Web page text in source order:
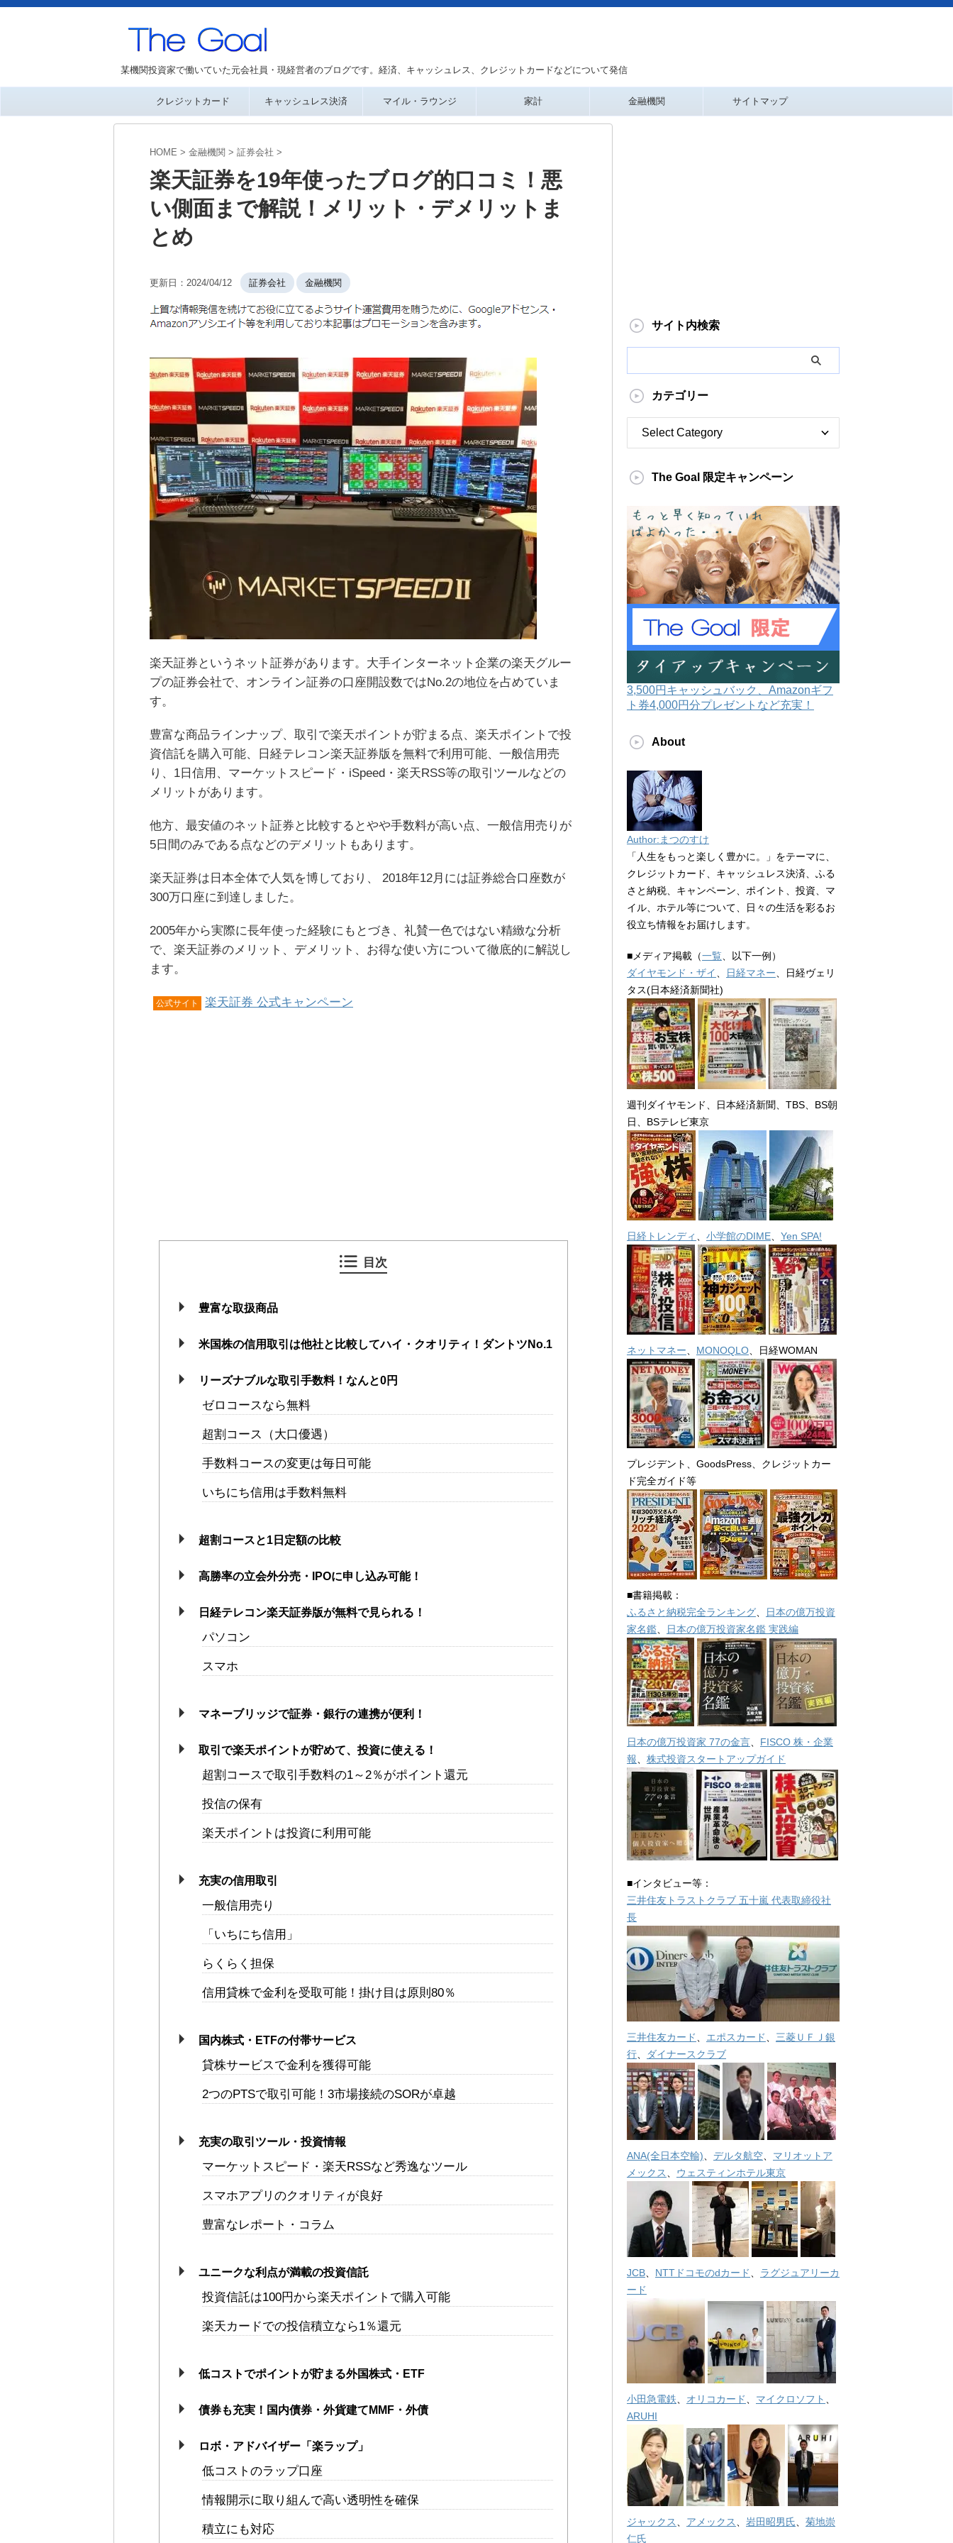
某機関投資家で働いていた元会社員・現経営者のブログです。経済、キャッシュレス、クレジットカードなどについて発信
クレジットカード キャッシュレス決済 マイル・ラウンジ 家計 金融機関 サイトマップ
HOME > 金融機関 > 証券会社 >
楽天証券を19年使ったブログ的口コミ！悪
い側面まで解説！メリット・デメリットま
とめ
更新日： 2024/04/12 証券会社 金融機関
楽天証券というネット証券があります。大手インターネット企業の楽天グルー
プの証券会社で、オンライン証券の口座開設数ではNo.2の地位を占めていま
す。
豊富な商品ラインナップ、取引で楽天ポイントが貯まる点、楽天ポイントで投
資信託を購入可能、日経テレコン楽天証券版を無料で利用可能、一般信用売
り、1日信用、マーケットスピード・iSpeed・楽天RSS等の取引ツールなどの
メリットがあります。
他方、最安値のネット証券と比較するとやや手数料が高い点、一般信用売りが
5日間のみである点などのデメリットもあります。
楽天証券は日本全体で人気を博しており、 2018年12月には証券総合口座数が
300万口座に到達しました。
2005年から実際に長年使った経験にもとづき、礼賛一色ではない精緻な分析
で、楽天証券のメリット、デメリット、お得な使い方について徹底的に解説し
ます。
公式サイト 楽天証券 公式キャンペーン
目次
豊富な取扱商品
米国株の信用取引は他社と比較してハイ・クオリティ！ダントツNo.1
リーズナブルな取引手数料！なんと0円
ゼロコースなら無料
超割コース（大口優遇）
手数料コースの変更は毎日可能
いちにち信用は手数料無料
超割コースと1日定額の比較
高勝率の立会外分売・IPOに申し込み可能！
日経テレコン楽天証券版が無料で見られる！
パソコン
スマホ
マネーブリッジで証券・銀行の連携が便利！
取引で楽天ポイントが貯めて、投資に使える！
超割コースで取引手数料の1～2％がポイント還元
投信の保有
楽天ポイントは投資に利用可能
充実の信用取引
一般信用売り
「いちにち信用」
らくらく担保
信用貸株で金利を受取可能！掛け目は原則80％
国内株式・ETFの付帯サービス
貸株サービスで金利を獲得可能
2つのPTSで取引可能！3市場接続のSORが卓越
充実の取引ツール・投資情報
マーケットスピード・楽天RSSなど秀逸なツール
スマホアプリのクオリティが良好
豊富なレポート・コラム
ユニークな利点が満載の投資信託
投資信託は100円から楽天ポイントで購入可能
楽天カードでの投信積立なら1％還元
低コストでポイントが貯まる外国株式・ETF
債券も充実！国内債券・外貨建てMMF・外債
ロボ・アドバイザー「楽ラップ」
低コストのラップ口座
情報開示に取り組んで高い透明性を確保
積立にも対応
サイト内検索
カテゴリー
The Goal 限定キャンペーン
3,500円キャッシュバック、Amazonギフ
ト券4,000円分プレゼントなど充実！
About
Author:まつのすけ
「人生をもっと楽しく豊かに。」をテーマに、
クレジットカード、キャッシュレス決済、ふる
さと納税、キャンペーン、ポイント、投資、マ
イル、ホテル等について、日々の生活を彩るお
役立ち情報をお届けします。
■メディア掲載（一覧 、以下一例）
ダイヤモンド・ザイ
日経マネー 、日経ヴェリ
タス(日本経済新聞社)
週刊ダイヤモンド、日本経済新聞、TBS、BS朝
日、BSテレビ東京
日経トレンディ 小学館のDIME Yen SPA!
ネットマネー MONOQLO 、日経WOMAN
プレジデント、GoodsPress、クレジットカー
ド完全ガイド等
■書籍掲載：
ふるさと納税完全ランキング、
日本の億万投資
家名鑑、 日本の億万投資家名鑑 実践編
日本の億万投資家 77の金言、 FISCO 株・企業
報、 株式投資スタートアップガイド
■インタビュー等：
三井住友トラストクラブ 五十嵐 代表取締役社
長
三井住友カード エポスカード
三菱ＵＦＪ銀
行
ダイナースクラブ
ANA(全日本空輸) デルタ航空
マリオットア
メックス
ウェスティンホテル東京
JCB NTTドコモのdカード
ラグジュアリーカ
ード
小田急電鉄 オリコカード マイクロソフト
ARUHI
ジャックス アメックス 岩田昭男氏
菊地崇
仁氏